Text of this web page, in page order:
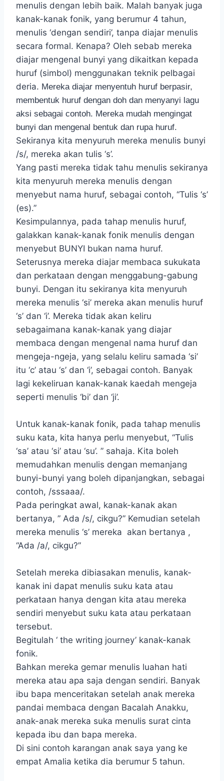
menulis dengan lebih baik. Malah banyak juga
kanak-kanak fonik, yang berumur 4 tahun,
menulis ‘dengan sendiri’, tanpa diajar menulis
secara formal. Kenapa? Oleh sebab mereka
diajar mengenal bunyi yang dikaitkan kepada
huruf (simbol) menggunakan teknik pelbagai
deria. Mereka diajar menyentuh huruf berpasir,
membentuk huruf dengan doh dan menyanyi lagu
aksi sebagai contoh. Mereka mudah mengingat
bunyi dan mengenal bentuk dan rupa huruf.
Sekiranya kita menyuruh mereka menulis bunyi
/s/, mereka akan tulis ‘s’.
Yang pasti mereka tidak tahu menulis sekiranya
kita menyuruh mereka menulis dengan
menyebut nama huruf, sebagai contoh, “Tulis ‘s’
(es).”
Kesimpulannya, pada tahap menulis huruf,
galakkan kanak-kanak fonik menulis dengan
menyebut BUNYI bukan nama huruf.
Seterusnya mereka diajar membaca sukukata
dan perkataan dengan menggabung-gabung
bunyi. Dengan itu sekiranya kita menyuruh
mereka menulis ‘si’ mereka akan menulis huruf
‘s’ dan ‘i’. Mereka tidak akan keliru
sebagaimana kanak-kanak yang diajar
membaca dengan mengenal nama huruf dan
mengeja-ngeja, yang selalu keliru samada ‘si’
itu ‘c’ atau ‘s’ dan ‘i’, sebagai contoh. Banyak
lagi kekeliruan kanak-kanak kaedah mengeja
seperti menulis ‘bi’ dan ‘ji’.
Untuk kanak-kanak fonik, pada tahap menulis
suku kata, kita hanya perlu menyebut, “Tulis
‘sa’ atau ‘si’ atau ‘su’. ” sahaja. Kita boleh
memudahkan menulis dengan memanjang
bunyi-bunyi yang boleh dipanjangkan, sebagai
contoh, /sssaaa/.
Pada peringkat awal, kanak-kanak akan
bertanya, ” Ada /s/, cikgu?” Kemudian setelah
mereka menulis ‘s’ mereka akan bertanya ,
“Ada /a/, cikgu?”
Setelah mereka dibiasakan menulis, kanak-
kanak ini dapat menulis suku kata atau
perkataan hanya dengan kita atau mereka
sendiri menyebut suku kata atau perkataan
tersebut.
Begitulah ‘ the writing journey’ kanak-kanak
fonik.
Bahkan mereka gemar menulis luahan hati
mereka atau apa saja dengan sendiri. Banyak
ibu bapa menceritakan setelah anak mereka
pandai membaca dengan Bacalah Anakku,
anak-anak mereka suka menulis surat cinta
kepada ibu dan bapa mereka.
Di sini contoh karangan anak saya yang ke
empat Amalia ketika dia berumur 5 tahun.